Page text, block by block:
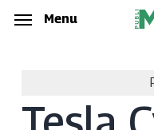
Skip
Menu
Menu